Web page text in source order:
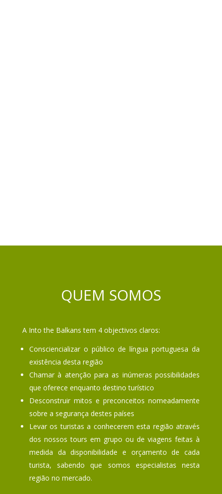
QUEM SOMOS
A Into the Balkans tem 4 objectivos claros:
Consciencializar o público de língua portuguesa da
existência desta região
Chamar à atenção para as inúmeras possibilidades
que oferece enquanto destino turístico
Desconstruir mitos e preconceitos nomeadamente
sobre a segurança destes países
Levar os turistas a conhecerem esta região através
dos nossos tours em grupo ou de viagens feitas à
medida da disponibilidade e orçamento de cada
turista, sabendo que somos especialistas nesta
região no mercado.